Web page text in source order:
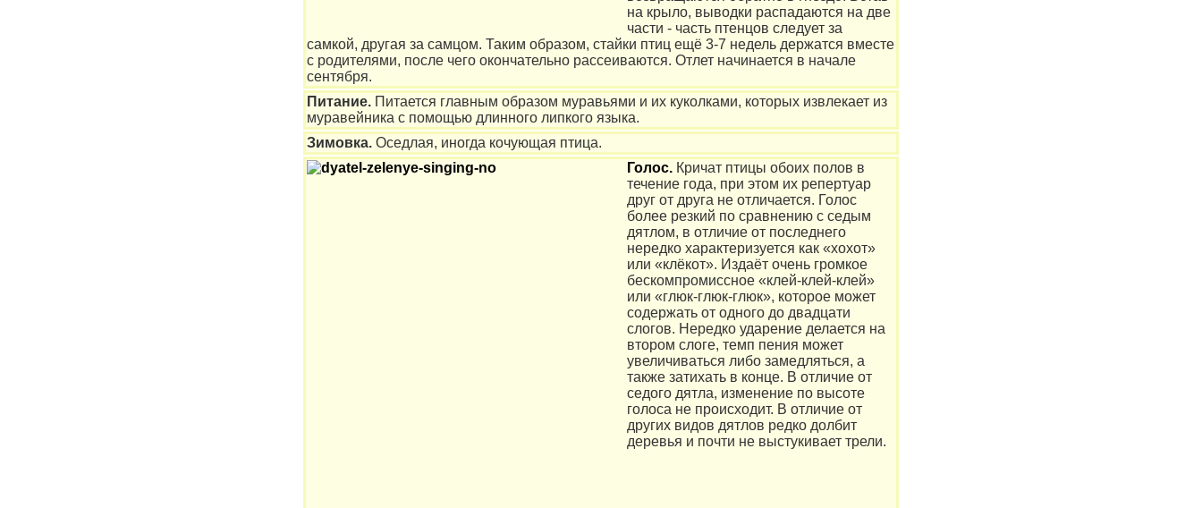
на крыло, выводки распадаются на две
части - часть птенцов следует за
самкой, другая за самцом. Таким образом, стайки птиц ещё 3-7 недель держатся вместе
с родителями, после чего окончательно рассеиваются. Отлет начинается в начале
сентября.
Питание. Питается главным образом муравьями и их куколками, которых извлекает из
муравейника с помощью длинного липкого языка.
Зимовка. Оседлая, иногда кочующая птица.
Голос. Кричат птицы обоих полов в
течение года, при этом их репертуар
друг от друга не отличается. Голос
более резкий по сравнению с седым
дятлом, в отличие от последнего
нередко характеризуется как «хохот»
или «клёкот». Издаёт очень громкое
бескомпромиссное «клей-клей-клей»
или «глюк-глюк-глюк», которое может
содержать от одного до двадцати
слогов. Нередко ударение делается на
втором слоге, темп пения может
увеличиваться либо замедляться, а
также затихать в конце. В отличие от
седого дятла, изменение по высоте
голоса не происходит. В отличие от
других видов дятлов редко долбит
деревья и почти не выстукивает трели.